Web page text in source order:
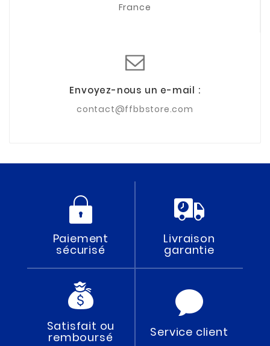
France
Envoyez-nous un e-mail :
contact@ffbbstore.com
Paiement
sécurisé
Livraison
garantie
Satisfait ou
remboursé Service client